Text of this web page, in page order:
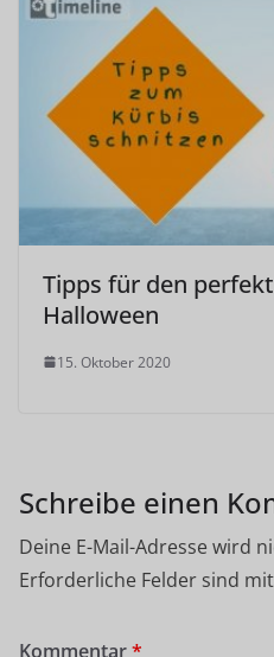
Tipps für den
Halloween
15. Oktober 2020
Schreibe einen
Deine E-Mail-Adresse wird
Erforderliche Felder sind mit
Kommentar*